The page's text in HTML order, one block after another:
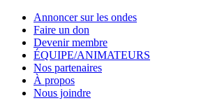
Annoncer sur les ondes
Faire un don
Devenir membre
ÉQUIPE/ANIMATEURS
Nos partenaires
À propos
Nous joindre